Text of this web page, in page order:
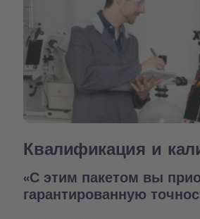
Квалификация и
«С этим пакетом вы
гарантированную